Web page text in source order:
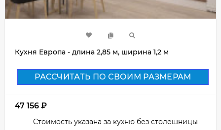
Кухня Европа - длина 2,85 м, ширина 1,2 м
РАССЧИТАТЬ ПО СВОИМ РАЗМЕРАМ
47 156 ₽
Стоимость указана за кухню без столешницы